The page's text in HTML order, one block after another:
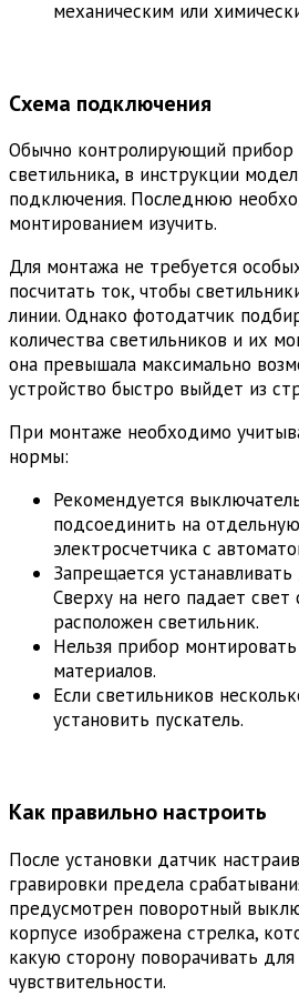
механическим или
Схема подключения
Обычно контролирующий прибор
светильника, в инструкции
подключения. Последнюю
монтированием изучить.
Для монтажа не требуется
посчитать ток, чтобы
линии. Однако фотодатчик
количества светильников и их
она превышала максимально
устройство быстро выйдет из
При монтаже необходимо
нормы:
Рекомендуется
подсоединить на
электросчетчика с
Запрещается
Сверху на него падает свет
расположен светильник.
Нельзя прибор
материалов.
Если светильников
установить пускатель.
Как правильно настроить
После установки датчик
гравировки предела
предусмотрен поворотный
корпусе изображена стрелка,
какую сторону поворачивать
чувствительности.